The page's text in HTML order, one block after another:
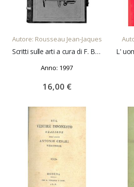
AGGIUNGI AL CARRELLO
Autore: Rousseau Jean-Jaques
Scritti sulle arti a cura di F. Bollino
Anno: 1997
16,00 €